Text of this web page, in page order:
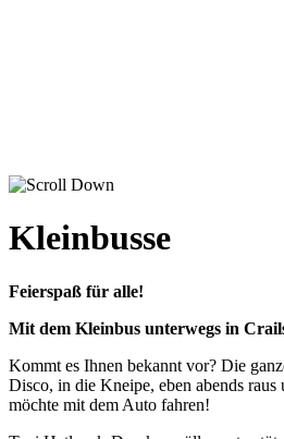
Kleinbusse
Feierspaß für alle!
Mit dem Kleinbus unterwegs in
Kommt es Ihnen bekannt vor? Die
Disco, in die Kneipe, eben abends
möchte mit dem Auto fahren!